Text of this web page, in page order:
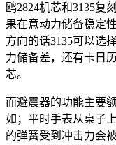
鸥2824机芯和3135复
果在意动力储备稳定
方向的话3135可以选
力储备差，还有卡日
芯。
而避震器的功能主要
如；平时手表从桌子
的弹簧受到冲击力会